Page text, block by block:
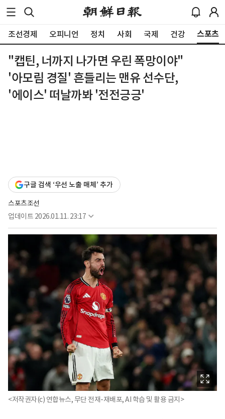
조선경제 오피니언 정치 사회 국제 건강 스포츠
"캡틴, 너까지 나가면 우린 폭망이야"
'아모림 경질' 흔들리는 맨유 선수단,
'에이스' 떠날까봐 '전전긍긍'
구글 검색 ‘우선 노출 매체’ 추가
스포츠조선
업데이트 2026.01.11. 23:17
<저작권자(c) 연합뉴스, 무단 전재-재배포, AI 학습 및 활용 금지>